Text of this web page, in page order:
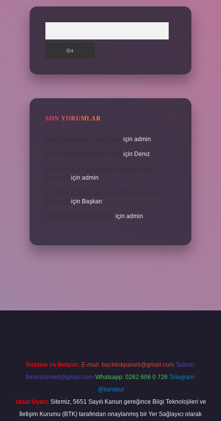
SON YORUMLAR
için admin
için Deniz
için admin
için Başkan
için admin
Reklam ve İletişim: E-mail: backlinkpaneli@gmail.com Teams:
forumhizmeti@gmail.com Whatsapp: 0262 606 0 726 Telegram:
@karabul
Yasal Uyarı: Sitemiz, 5651 Sayılı Kanun gereğince Bilgi Teknolojileri ve
İletişim Kurumu (BTK) tarafından onaylanmış bir Yer Sağlayıcı olarak